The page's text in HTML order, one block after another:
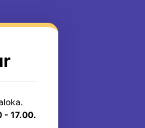
- 17.00.